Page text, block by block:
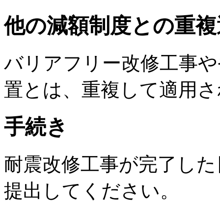
他の減額制度との重
バリアフリー改修工事
置とは、重複して適用
手続き
耐震改修工事が完了し
提出してください。